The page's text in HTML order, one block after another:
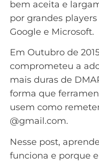
bem aceita e
por grandes
Google e Microsoft.
Em Outubro de
comprometeu a
mais duras de
forma que
usem como
@gmail.com.
Nesse post,
funciona e porque